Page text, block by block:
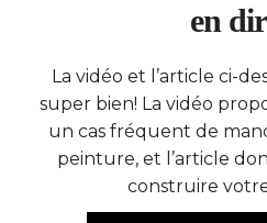
en
La vidéo et l’article ci-
super bien! La vidéo
un cas fréquent de
peinture, et l’article
construire